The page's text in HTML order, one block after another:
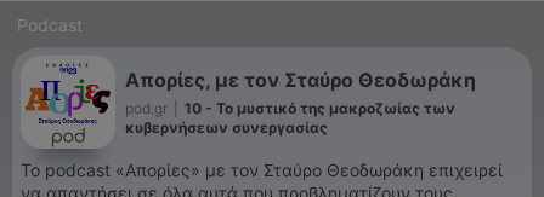
Podcast
Απορίες, με τον Σταύρο Θεοδωράκη
pod.gr
10 - Το μυστικό της μακροζωίας των
κυβερνήσεων συνεργασίας
Το podcast «Απορίες» με τον Σταύρο Θεοδωράκη επιχειρεί
να απαντήσει σε όλα αυτά που προβληματίζουν τους